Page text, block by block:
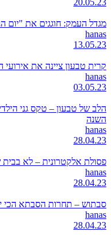
20.05.23
מגדל העמק: חוגגים את "יום
hanas
13.05.23
קרית טבעון ציינה את אירועי הזיכרון
hanas
03.05.23
השנה
hanas
28.04.23
פסולת אלקטרונית – לא בבית
hanas
28.04.23
סבתוש – תחרות הסבתא הכי
hanas
28.04.23